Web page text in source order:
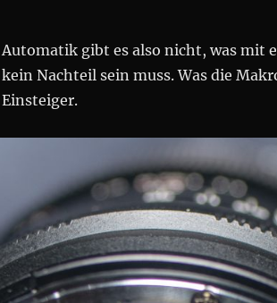
Automatik gibt es also nicht, was mit
kein Nachteil sein muss. Was die
Einsteiger.